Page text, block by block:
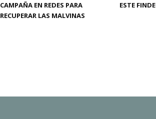
CAMPAÑA EN REDES PARA
RECUPERAR LAS MALVINAS
ESTE FINDE